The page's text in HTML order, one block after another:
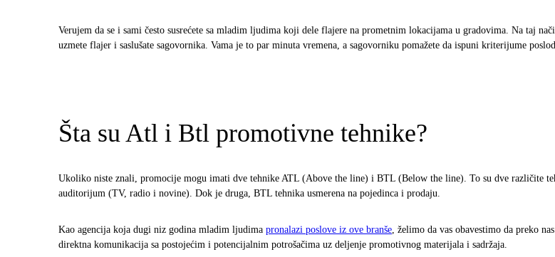
Verujem da se i sami često susrećete sa mladim ljudima koji dele flajere na prometnim lokacijama u gradovima. Na taj
uzmete flajer i saslušate sagovornika. Vama je to par minuta vremena, a sagovorniku pomažete da ispuni kriterijume
Šta su Atl i Btl promotivne tehnike?
Ukoliko niste znali, promocije mogu imati dve tehnike ATL (Above the line) i BTL (Below the line). To su dve različite
auditorijum (TV, radio i novine). Dok je druga, BTL tehnika usmerena na pojedinca i prodaju.
Kao agencija koja dugi niz godina mladim ljudima pronalazi poslove iz ove branše, želimo da vas obavestimo da preko
direktna komunikacija sa postojećim i potencijalnim potrošačima uz deljenje promotivnog materijala i sadržaja.